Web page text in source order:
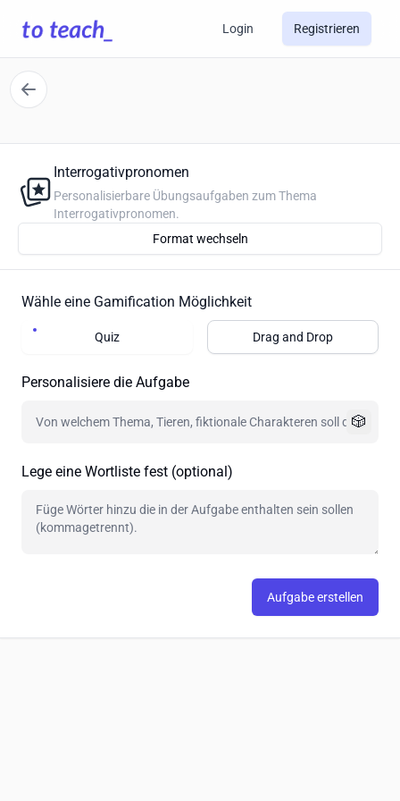
Login Registrieren
Interrogativpronomen
Personalisierbare Übungsaufgaben zum Thema
Interrogativpronomen.
Format wechseln
Wähle eine Gamification Möglichkeit
Quiz Drag and Drop
Personalisiere die Aufgabe
🎲
Lege eine Wortliste fest (optional)
Aufgabe erstellen